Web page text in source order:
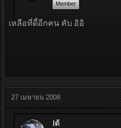
Member
เหลือที่ดี้อีกคน คับ อิอิ
27 เมษายน 2008
Iต้